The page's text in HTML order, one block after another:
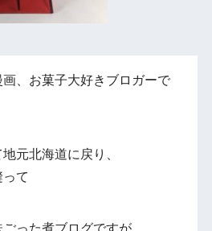
、お菓子大好きブロガーで
元北海道に戻り、
て
った煮ブログですが、